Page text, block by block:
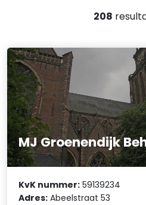
208
MJ Groenendijk
KvK nummer: 59139234
Adres: Abeelstraat 53